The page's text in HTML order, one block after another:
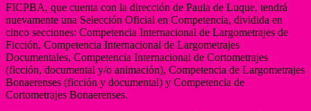
FICPBA, que cuenta con la dirección de Paula de Luque, tendrá
nuevamente una Selección Oficial en Competencia, dividida en
cinco secciones: Competencia Internacional de Largometrajes de
Ficción, Competencia Internacional de Largometrajes
Documentales, Competencia Internacional de Cortometrajes
(ficción, documental y/o animación), Competencia de Largometrajes
Bonaerenses (ficción y documental) y Competencia de
Cortometrajes Bonaerenses.